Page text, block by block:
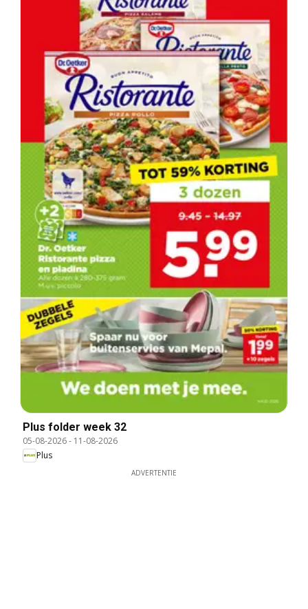
Plus folder week 32
05-08-2026- 11-08-2026
Plus
ADVERTENTIE